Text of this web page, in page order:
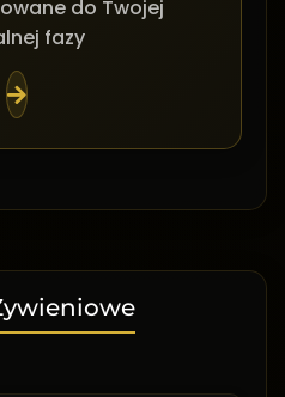
do Twojej
fazy